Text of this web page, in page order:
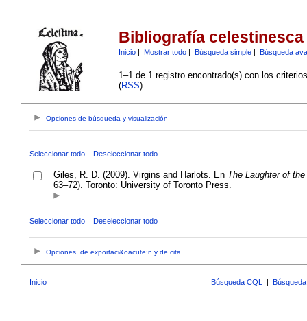
Bibliografía celestinesca
Inicio| Mostrar todo| Búsqueda simple| Búsqueda
1–1 de 1 registro encontrado(s) con los
(RSS):
Opciones de búsqueda y visualización
Seleccionar todo Deseleccionar todo
Giles, R. D. (2009). Virgins and Harlots. En The Laughter of
63–72). Toronto: University of Toronto Press.
Seleccionar todo Deseleccionar todo
Opciones, de exportaci&oacute;n y de cita
Inicio Búsqueda CQL |